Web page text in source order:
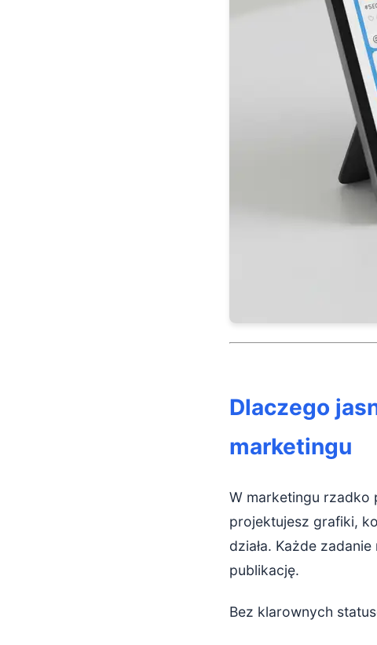
Dlaczego
marketingu
W marketingu rzadko
projektujesz grafiki,
działa. Każde
publikację.
Bez klarownych